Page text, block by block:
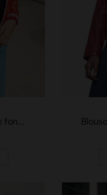
Cuir de mouton rouge foncé, doux et fin pour un teddy slimfit.